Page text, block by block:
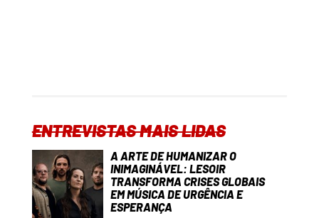
ENTREVISTAS MAIS LIDAS
A ARTE DE HUMANIZAR O
INIMAGINÁVEL: LESOIR
TRANSFORMA CRISES GLOBAIS
EM MÚSICA DE URGÊNCIA E
ESPERANÇA